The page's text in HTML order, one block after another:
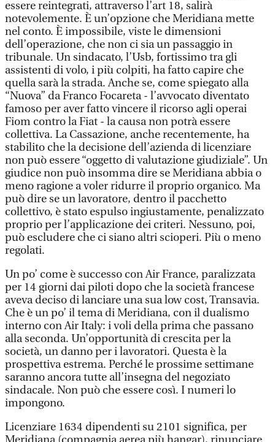
essere reintegrati, attraverso l’art 18, salirà
notevolemente. È un’opzione che Meridiana mette
nel conto. È impossibile, viste le dimensioni
dell’operazione, che non ci sia un passaggio in
tribunale. Un sindacato, l’Usb, fortissimo tra gli
assistenti di volo, i più colpiti, ha fatto capire che
quella sarà la strada. Anche se, come spiegato alla
“Nuova” da Franco Focareta - l’avvocato diventato
famoso per aver fatto vincere il ricorso agli operai
Fiom contro la Fiat - la causa non potrà essere
collettiva. La Cassazione, anche recentemente, ha
stabilito che la decisione dell’azienda di licenziare
non può essere “oggetto di valutazione giudiziale”. Un
giudice non può insomma dire se Meridiana abbia o
meno ragione a voler ridurre il proprio organico. Ma
può dire se un lavoratore, dentro il pacchetto
collettivo, è stato espulso ingiustamente, penalizzato
proprio per l’applicazione dei criteri. Nessuno, poi,
può escludere che ci siano altri scioperi. Più o meno
regolati.
Un po’ come è successo con Air France, paralizzata
per 14 giorni dai piloti dopo che la società francese
aveva deciso di lanciare una sua low cost, Transavia.
Che è un po’ il tema di Meridiana, con il dualismo
interno con Air Italy: i voli della prima che passano
alla seconda. Un’opportunità di crescita per la
società, un danno per i lavoratori. Questa è la
prospettiva estrema. Perché le prossime settimane
saranno ancora tutte all’insegna del negoziato
sindacale. Non può che essere così. I numeri lo
impongono.
Licenziare 1634 dipendenti su 2101 significa, per